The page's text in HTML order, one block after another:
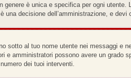
è unica e specifica per ogni
decisione dell’amministrazione, e devi
sotto al tuo nome utente nei messaggi
amministratori possono avere un
dei tuoi interventi.